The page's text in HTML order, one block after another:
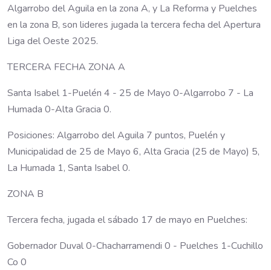
Algarrobo del Aguila en la zona A, y La Reforma y Puelches
en la zona B, son lideres jugada la tercera fecha del Apertura
Liga del Oeste 2025.
TERCERA FECHA ZONA A
Santa Isabel 1-Puelén 4 - 25 de Mayo 0-Algarrobo 7 - La
Humada 0-Alta Gracia 0.
Posiciones: Algarrobo del Aguila 7 puntos, Puelén y
Municipalidad de 25 de Mayo 6, Alta Gracia (25 de Mayo) 5,
La Humada 1, Santa Isabel 0.
ZONA B
Tercera fecha, jugada el sábado 17 de mayo en Puelches:
Gobernador Duval 0-Chacharramendi 0 - Puelches 1-Cuchillo
Co 0